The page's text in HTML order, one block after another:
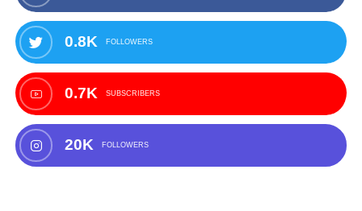
0.8K FOLLOWERS
0.7K SUBSCRIBERS
20K FOLLOWERS